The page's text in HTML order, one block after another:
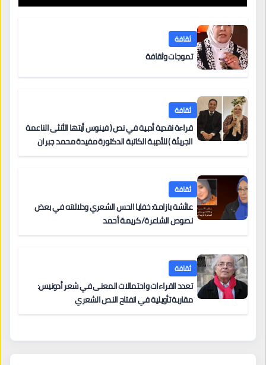
ثقافة
تموجات وثقافة
ثقافة
قراءة نقدية أدبية في نص ( فينوس أيتها الأنثى الناعمة
الجريئة ) للأديبة الكاتبة الدكتورة مفيدة محمد جبران
ثقافة
عائشة بازامة: خفايا الحس الشعري ودلالاته في بعض
نصوص الشاعرة/ كريمة أحمد
ثقافة
تعدد القراءات واحتمالات المعنى في شعر أدونيس:
مقاربة تأويلية في انفتاح النص الشعري